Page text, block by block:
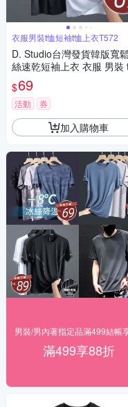
衣服男裝t恤短袖t恤上衣T572
D. Studio台灣發貨韓版寬
絲速乾短袖上衣 衣服 男裝
恤 短袖t恤 上衣T572
$69
活動 券
加入購物車
滿499享88折